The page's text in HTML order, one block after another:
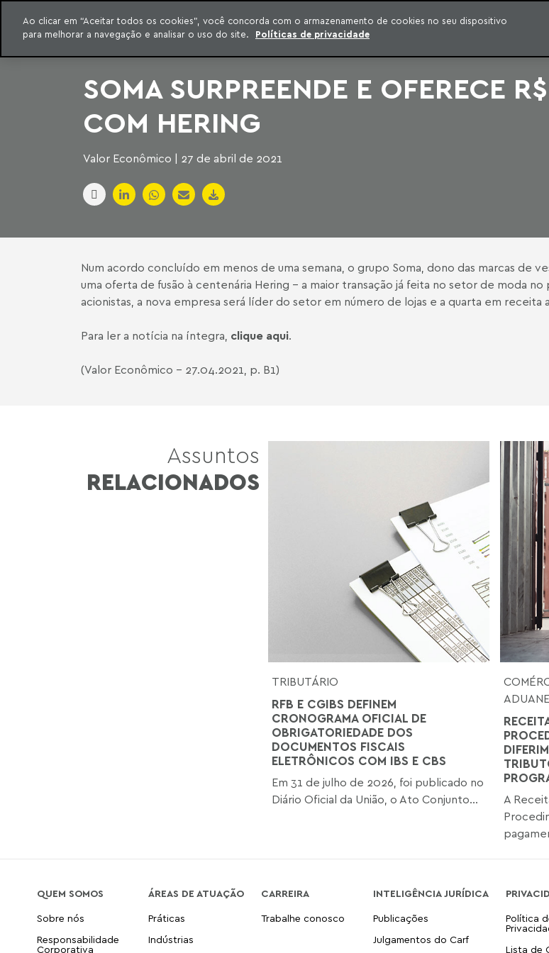
para o conteúdo
Machado Meyer
INTELIGÊNCIA JURÍDICA
CONTEÚDO EXCLUSIVO MACHADO MEYER ADVOGADOS
SÉRIES PUBLICAÇÕES
SOMA SURPREENDE E OFERECE
COM HERING
Valor Econômico | 27 de abril de 2021
Num acordo concluído em menos de uma semana, o grupo Soma, dono das marcas de
uma oferta de fusão à centenária Hering - a maior transação já feita no setor de moda
acionistas, a nova empresa será líder do setor em número de lojas e a quarta em
Para ler a notícia na íntegra, clique aqui.
(Valor Econômico - 27.04.2021, p. B1)
Assuntos
RELACIONADOS
TRIBUTÁRIO
RFB E CGIBS DEFINEM
CRONOGRAMA OFICIAL DE
OBRIGATORIEDADE DOS
DOCUMENTOS FISCAIS
ELETRÔNICOS COM IBS E CBS
Em 31 de julho de 2026, foi publicado no
Diário Oficial da União, o Ato Conjunto...
A
QUEM SOMOS
Sobre nós
Responsabilidade
Corporativa
ÁREAS DE ATUAÇÃO
Práticas
Indústrias
CARREIRA
Trabalhe conosco
INTELIGÊNCIA JURÍDICA
Publicações
Julgamentos do Carf
Política
Lista de
Ao clicar em “Aceitar todos os cookies”, você concorda com o armazenamento de cookies no seu dispositivo
para melhorar a navegação e analisar o uso do site.
Políticas de privacidade